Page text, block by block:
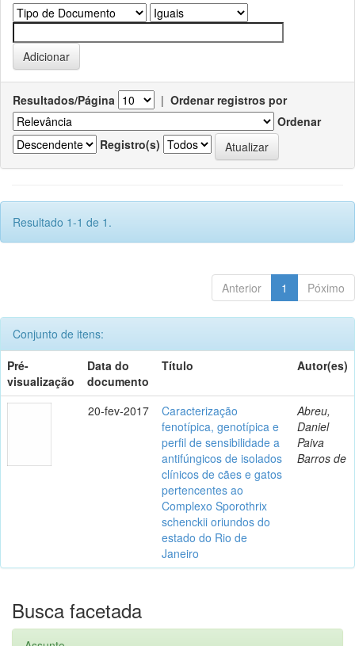
Resultados/Página | Ordenar registros por
Ordenar
Registro(s)
Resultado 1-1 de 1.
Anterior 1 Póximo
Conjunto de itens:
Pré-
visualização
Data do
documento
Título Autor(es)
20-fev-2017
Caracterização
fenotípica, genotípica e
perfil de sensibilidade a
antifúngicos de isolados
clínicos de cães e gatos
pertencentes ao
Complexo Sporothrix
schenckii oriundos do
estado do Rio de
Janeiro
Abreu,
Daniel
Paiva
Barros de
Busca facetada